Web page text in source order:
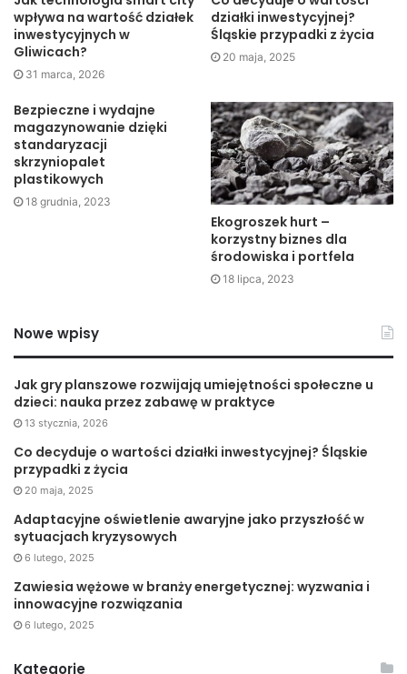
Warto pomówić również chwilę o tym, dlaczego warto
inwestować w kartony. Nie wszystko oczywiście musi być
pakowane w kartony, ale najlepiej jakby było. Taka paczka
zabezpieczony nasz towar.
Inna kwestia dotyczy sprawnego wysyłania większych
ilości paczek. Kartony tekturowe mają przeważnie takie
wymiary, aby dało się je łatwo ułożyć na palecie.
Zwiększając skalę działalności mamy więc łatwą
sposobność do zwiększenia ilości wysyłek.
wpływa na wartość działek
inwestycyjnych w
Gliwicach?
31 marca, 2026
działki inwestycyjnej?
Śląskie przypadki z życia
20 maja, 2025
Bezpieczne i wydajne
magazynowanie dzięki
standaryzacji
skrzyniopalet
plastikowych
18 grudnia, 2023
Ekogroszek hurt –
korzystny biznes dla
środowiska i portfela
18 lipca, 2023
Nowe wpisy
Jak gry planszowe rozwijają umiejętności społeczne u
dzieci: nauka przez zabawę w praktyce
13 stycznia, 2026
Co decyduje o wartości działki inwestycyjnej? Śląskie
przypadki z życia
20 maja, 2025
Adaptacyjne oświetlenie awaryjne jako przyszłość w
sytuacjach kryzysowych
6 lutego, 2025
Zawiesia wężowe w branży energetycznej: wyzwania i
innowacyjne rozwiązania
6 lutego, 2025
Kategorie